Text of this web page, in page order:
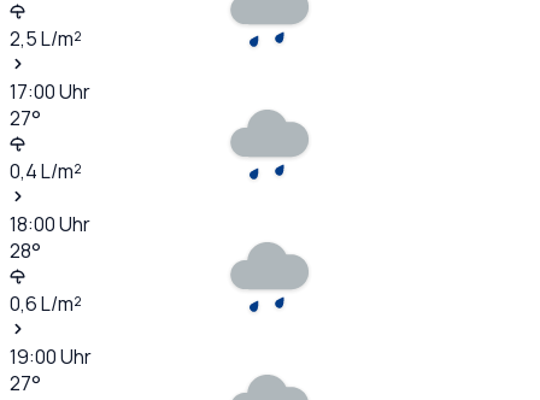
2,5L/m²
17:00Uhr
27°
0,4L/m²
18:00Uhr
28°
0,6L/m²
19:00Uhr
27°